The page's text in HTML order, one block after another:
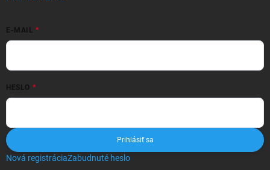
E-MAIL
HESLO
Prihlásiť sa
Nová registráciaZabudnuté heslo